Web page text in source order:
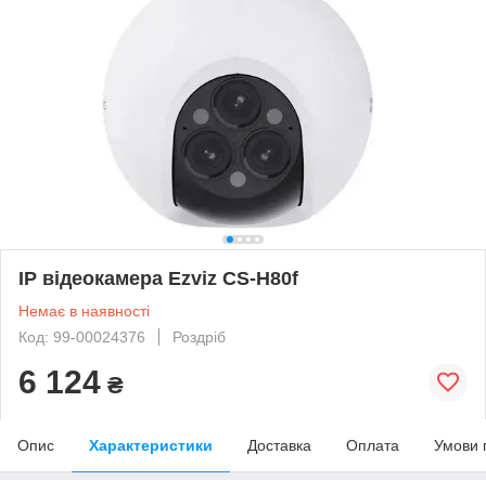
IP відеокамера Ezviz CS-H80f
Немає в наявності
Код: 99-00024376
Роздріб
6 124 ₴
Опис Характеристики Доставка Оплата Умови